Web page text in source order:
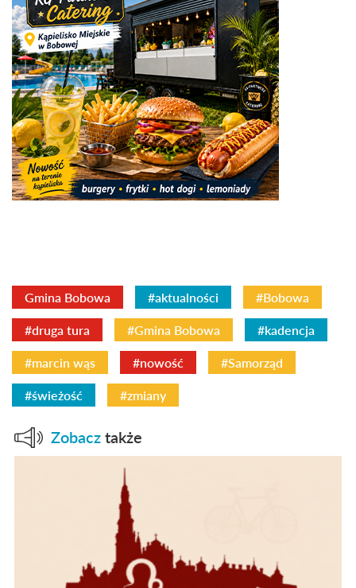
Gmina Bobowa #aktualności #Bobowa
#druga tura #Gmina Bobowa #kadencja
#marcin wąs #nowość #Samorząd
#świeżość #zmiany
Zobacz także